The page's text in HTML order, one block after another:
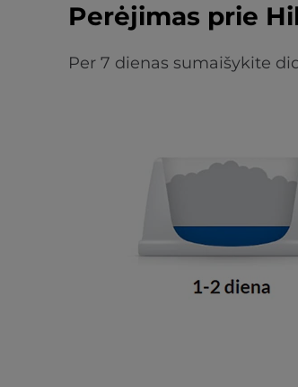
Perėjimas prie
Per 7 dienas sumaišykite